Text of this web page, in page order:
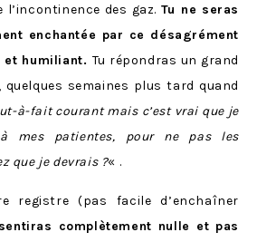
l’incontinence des gaz. Tu ne seras
enchantée par ce désagrément
humiliant. Tu répondras un grand
semaines plus tard quand
à-fait courant mais c’est vrai que je
mes patientes, pour ne pas les
que je devrais ?« .
registre (pas facile d’enchaîner
complètement nulle et pas